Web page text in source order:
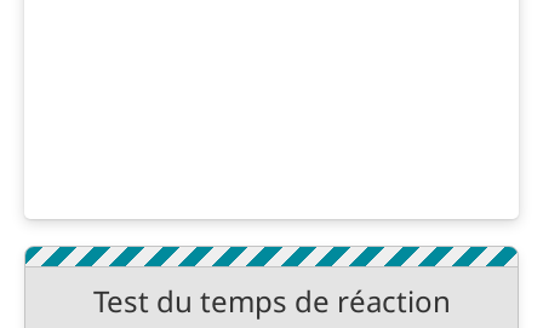
Test du temps de réaction